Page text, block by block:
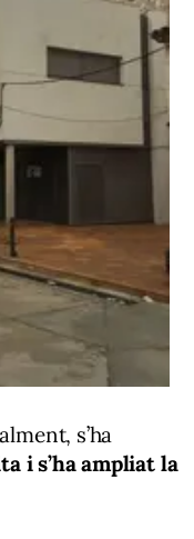
s’ha
i s’ha ampliat la